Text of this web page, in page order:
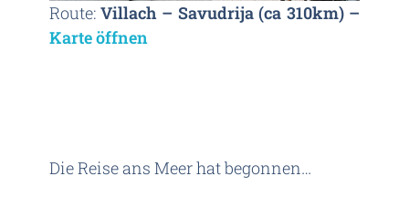
Route:Villach – Savudrija (ca 310km) –
Karte öffnen
Die Reise ans Meer hat begonnen…